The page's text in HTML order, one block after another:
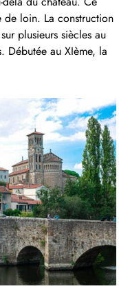
de loin. La construction
sur plusieurs siècles au
Débutée au XIème, la